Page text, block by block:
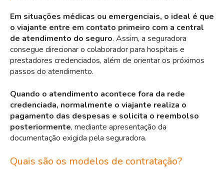
Em situações médicas ou emergenciais, o ideal é que
o viajante entre em contato primeiro com a central
de atendimento do seguro. Assim, a seguradora
consegue direcionar o colaborador para hospitais e
prestadores credenciados, além de orientar os próximos
passos do atendimento.
Quando o atendimento acontece fora da rede
credenciada, normalmente o viajante realiza o
pagamento das despesas e solicita o reembolso
posteriormente, mediante apresentação da
documentação exigida pela seguradora.
Quais são os modelos de contratação?